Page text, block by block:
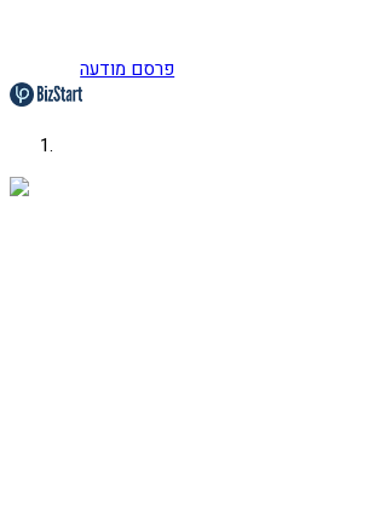
פרסם מודעה